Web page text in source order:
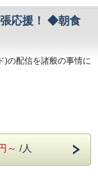
徒歩約10分
歩約10分
されると好評です!
ウナも完備♪
金が異なります)
ください
ーキングをご案内いた
５つの特徴☆★
ま対応
で朝は6時00分から入
車やバスも駐車可能
されると好評です!
ウナも完備♪
張応援！ ◆朝食
)の配信を諸般の事情に
うございました。
ます★
つの特徴☆★
～ /人